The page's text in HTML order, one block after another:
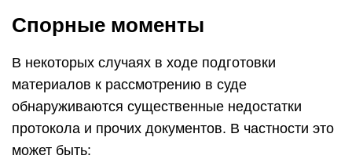
Спорные моменты
В некоторых случаях в ходе подготовки
материалов к рассмотрению в суде
обнаруживаются существенные недостатки
протокола и прочих документов. В частности это
может быть: